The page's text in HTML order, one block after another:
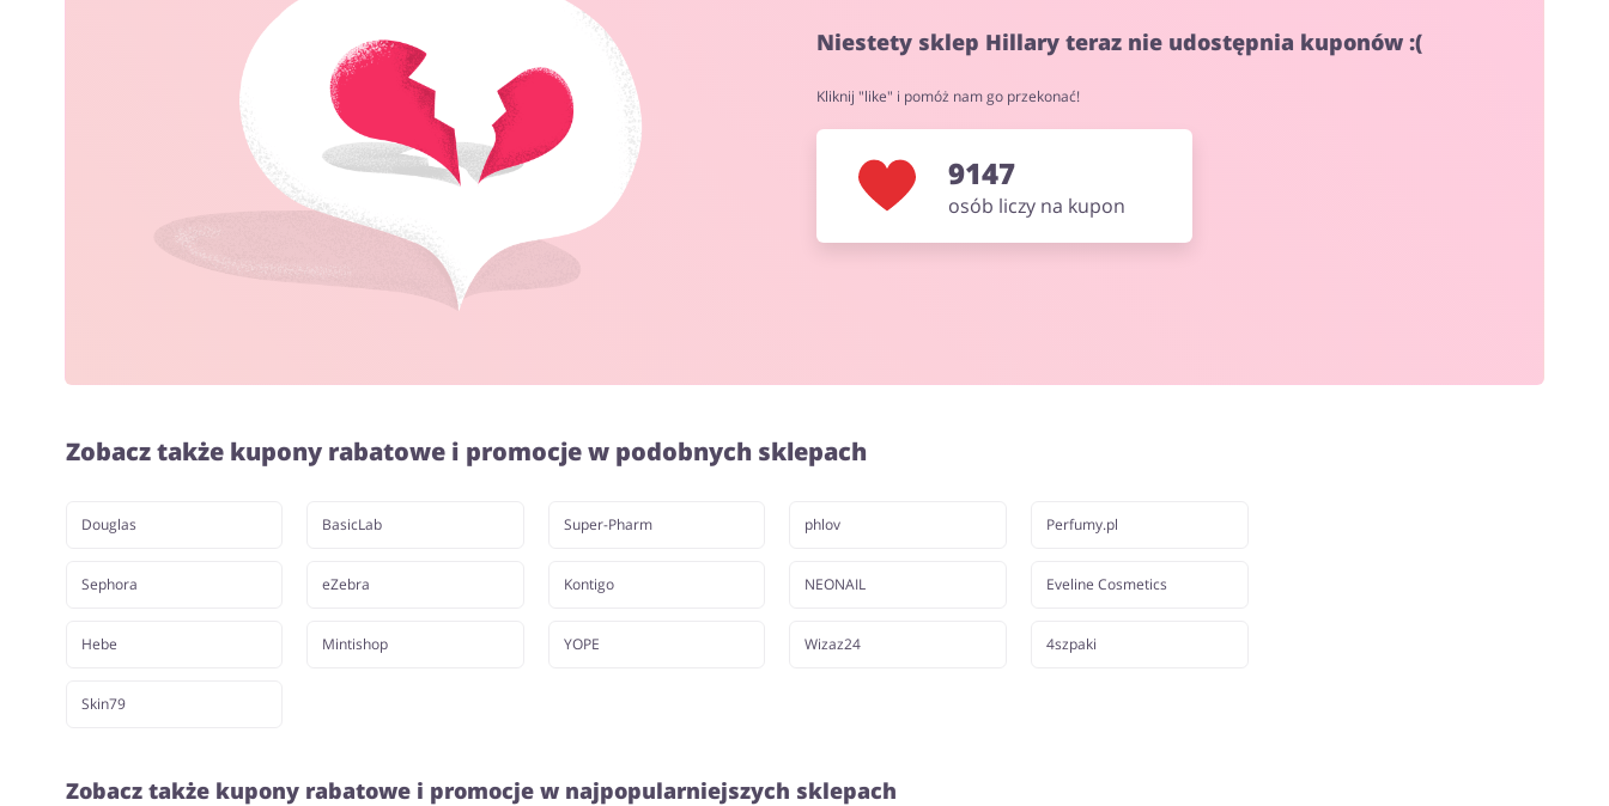
Niestety sklep Hillary teraz nie udostępnia kuponów :(
Kliknij "like" i pomóż nam go przekonać!
9147
osób liczy na kupon
Zobacz także kupony rabatowe i promocje w podobnych sklepach
Douglas
Sephora
Hebe
BasicLab
eZebra
Mintishop
Super-Pharm
Kontigo
YOPE
phlov
NEONAIL
Wizaz24
Perfumy.pl
Eveline Cosmetics
4szpaki
Skin79
Zobacz także kupony rabatowe i promocje w najpopularniejszych sklepach